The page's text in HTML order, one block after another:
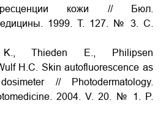
кожи // Бюл.
1999. T. 127. № 3. C.
K., Thieden E., Philipsen
H.C. Skin autofluorescence as
// Photodermatology.
2004. V. 20. № 1. P.